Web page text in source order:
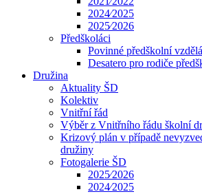
2024⁄2025
2025⁄2026
Předškoláci
Povinné předškolní
Desatero pro rodiče
Družina
Aktuality ŠD
Kolektiv
Vnitřní řád
Výběr z Vnitřního řádu školní
Krizový plán v případě
družiny
Fotogalerie ŠD
2025⁄2026
2024⁄2025